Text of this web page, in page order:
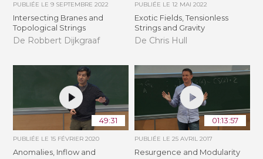
PUBLIÉE LE9 SEPTEMBRE 2022
Intersecting Branes and
Topological Strings
De Robbert Dijkgraaf
PUBLIÉE LE 12 MAI 2022
Exotic Fields, Tensionless
Strings and Gravity
De Chris Hull
49:31
PUBLIÉE LE15 FÉVRIER 2020
Anomalies, Inflow and
01:13:57
PUBLIÉE LE 25 AVRIL 2017
Resurgence and Modularity